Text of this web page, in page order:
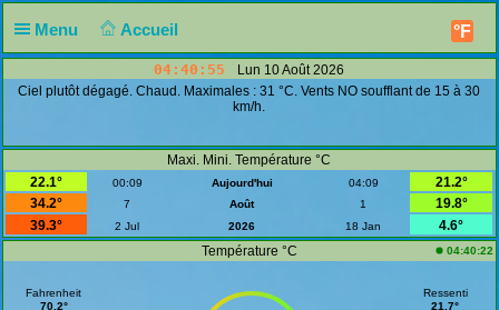
Menu Accueil °F
04:40:55
Lun 10 Août 2026
Ciel plutôt dégagé. Chaud. Maximales : 31 °C. Vents NO soufflant de 15 à 30
km/h.
Maxi. Mini. Température °C
22.1°
00:09 Aujourd'hui 04:09
21.2°
34.2°
7 Août 1
19.8°
39.3°
2 Jul 2026 18 Jan
4.6°
Température °C
04:40:22
Fahrenheit
70.2°
Ressenti
21.7°